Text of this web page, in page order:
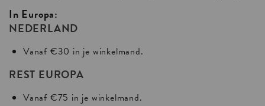
In Europa:
NEDERLAND
Vanaf €30 in je winkelmand.
REST EUROPA
Vanaf €75 in je winkelmand.